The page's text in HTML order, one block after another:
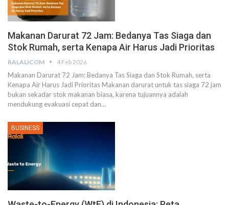
Makanan Darurat 72 Jam: Bedanya Tas Siaga dan
Stok Rumah, serta Kenapa Air Harus Jadi Prioritas
RALALICOM 4 Feb 2026
Makanan Darurat 72 Jam: Bedanya Tas Siaga dan Stok Rumah, serta
Kenapa Air Harus Jadi Prioritas Makanan darurat untuk tas siaga 72 jam
bukan sekadar stok makanan biasa, karena tujuannya adalah
mendukung evakuasi cepat dan…
BUSINESS